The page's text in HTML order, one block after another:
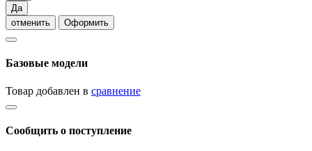
Да
отменить
Оформить
Базовые модели
Товар добавлен в сравнение
Сообщить о поступление